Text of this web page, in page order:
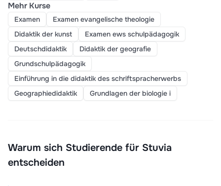
Mehr Kurse
Examen
Examen evangelische theologie
Didaktik der kunst
Examen ews schulpädagogik
Deutschdidaktik
Didaktik der geografie
Grundschulpädagogik
Einführung in die didaktik des schriftspracherwerbs
Geographiedidaktik
Grundlagen der biologie i
Warum sich Studierende für Stuvia
entscheiden